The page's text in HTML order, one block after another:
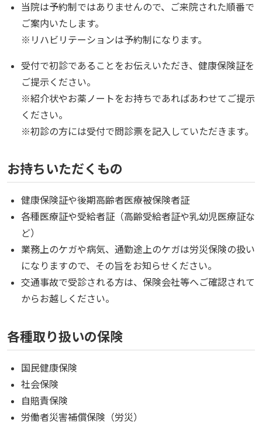
当院は予約制ではありませんので、ご来院された順番で
ご案内いたします。
※リハビリテーションは予約制になります。
受付で初診であることをお伝えいただき、健康保険証を
ご提示ください。
※紹介状やお薬ノートをお持ちであればあわせてご提示
ください。
※初診の方には受付で問診票を記入していただきます。
お持ちいただくもの
健康保険証や後期高齢者医療被保険者証
各種医療証や受給者証（高齢受給者証や乳幼児医療証な
ど）
業務上のケガや病気、通勤途上のケガは労災保険の扱い
になりますので、その旨をお知らせください。
交通事故で受診される方は、保険会社等へご確認されて
からお越しください。
各種取り扱いの保険
国民健康保険
社会保険
自賠責保険
労働者災害補償保険（労災）